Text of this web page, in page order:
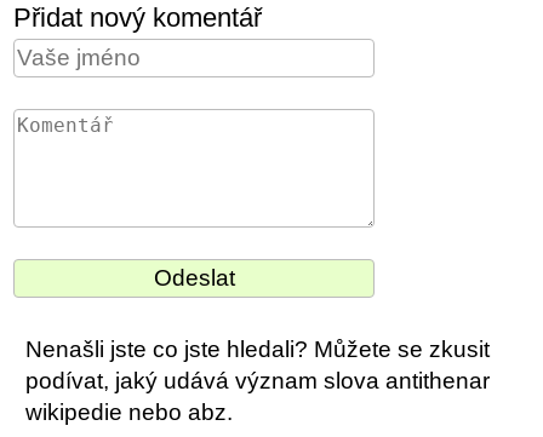
Přidat nový komentář
Nenašli jste co jste hledali? Můžete se zkusit
podívat, jaký udává význam slova antithenar
wikipedie nebo abz.